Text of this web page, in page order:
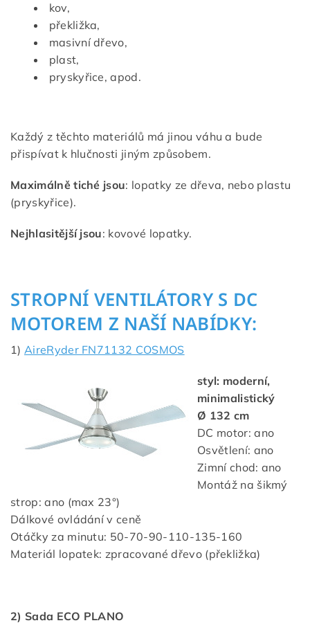
kov,
překližka,
masivní dřevo,
plast,
pryskyřice, apod.
Každý z těchto materiálů má jinou váhu a bude
přispívat k hlučnosti jiným způsobem.
Maximálně tiché jsou: lopatky ze dřeva, nebo plastu
(pryskyřice).
Nejhlasitější jsou: kovové lopatky.
STROPNÍ VENTILÁTORY S DC
MOTOREM Z NAŠÍ NABÍDKY:
1) AireRyder FN71132 COSMOS
styl: moderní,
minimalistický
Ø 132 cm
DC motor: ano
Osvětlení: ano
Zimní chod: ano
Montáž na šikmý
strop: ano (max 23°)
Dálkové ovládání v ceně
Otáčky za minutu: 50-70-90-110-135-160
Materiál lopatek: zpracované dřevo (překližka)
2) Sada ECO PLANO